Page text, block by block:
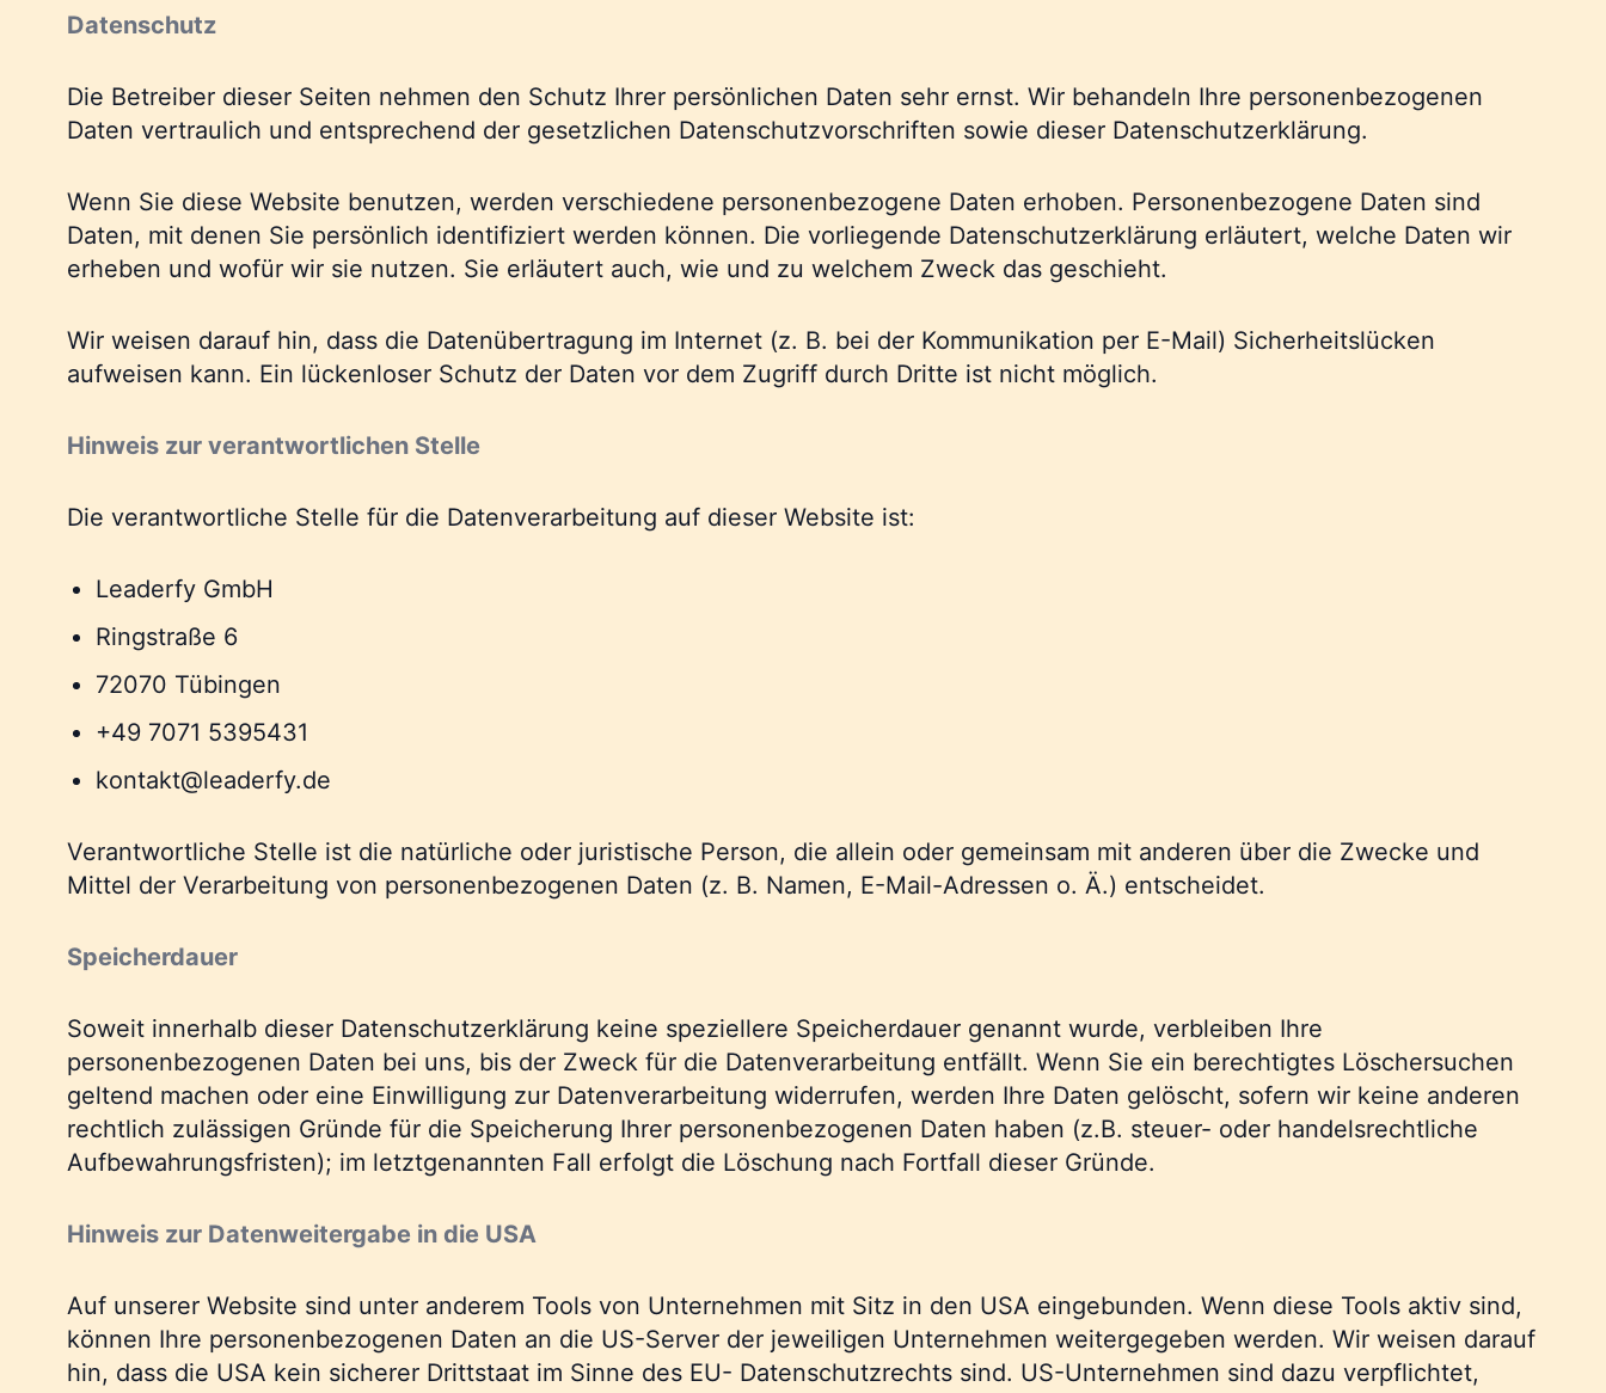
Datenschutz
Die Betreiber dieser Seiten nehmen den Schutz Ihrer persönlichen Daten sehr ernst. Wir behandeln Ihre personenbezogenen
Daten vertraulich und entsprechend der gesetzlichen Datenschutzvorschriften sowie dieser Datenschutzerklärung.
Wenn Sie diese Website benutzen, werden verschiedene personenbezogene Daten erhoben. Personenbezogene Daten sind
Daten, mit denen Sie persönlich identifiziert werden können. Die vorliegende Datenschutzerklärung erläutert, welche Daten wir
erheben und wofür wir sie nutzen. Sie erläutert auch, wie und zu welchem Zweck das geschieht.
Wir weisen darauf hin, dass die Datenübertragung im Internet (z. B. bei der Kommunikation per E-Mail) Sicherheitslücken
aufweisen kann. Ein lückenloser Schutz der Daten vor dem Zugriff durch Dritte ist nicht möglich.
Hinweis zur verantwortlichen Stelle
Die verantwortliche Stelle für die Datenverarbeitung auf dieser Website ist:
Leaderfy GmbH
Ringstraße 6
72070 Tübingen
+49 7071 5395431
kontakt@leaderfy.de
Verantwortliche Stelle ist die natürliche oder juristische Person, die allein oder gemeinsam mit anderen über die Zwecke und
Mittel der Verarbeitung von personenbezogenen Daten (z. B. Namen, E-Mail-Adressen o. Ä.) entscheidet.
Speicherdauer
Soweit innerhalb dieser Datenschutzerklärung keine speziellere Speicherdauer genannt wurde, verbleiben Ihre
personenbezogenen Daten bei uns, bis der Zweck für die Datenverarbeitung entfällt. Wenn Sie ein berechtigtes Löschersuchen
geltend machen oder eine Einwilligung zur Datenverarbeitung widerrufen, werden Ihre Daten gelöscht, sofern wir keine anderen
rechtlich zulässigen Gründe für die Speicherung Ihrer personenbezogenen Daten haben (z.B. steuer- oder handelsrechtliche
Aufbewahrungsfristen); im letztgenannten Fall erfolgt die Löschung nach Fortfall dieser Gründe.
Hinweis zur Datenweitergabe in die USA
Auf unserer Website sind unter anderem Tools von Unternehmen mit Sitz in den USA eingebunden. Wenn diese Tools aktiv sind,
können Ihre personenbezogenen Daten an die US-Server der jeweiligen Unternehmen weitergegeben werden. Wir weisen darauf
hin, dass die USA kein sicherer Drittstaat im Sinne des EU- Datenschutzrechts sind. US-Unternehmen sind dazu verpflichtet,